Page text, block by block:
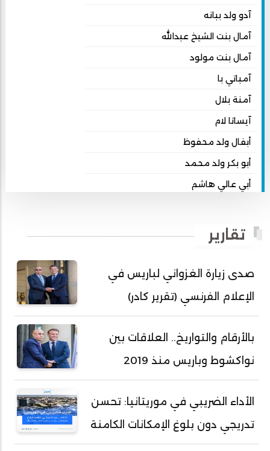
آدو ولد ببانه
آمال بنت الشيخ عبدالله
آمال بنت مولود
آمباتي با
آمنة بلال
آيساتا لام
أبفال ولد محفوظ
أبو بكر ولد محمد
أبي عالي هاشم
أحمد بداه
أحمد دداهي مختار
أحمد زيدان ولد محمد محمود
أحمد سالم بكار
أحمد سالم ولد بده
أحمد سالم ولد بكار
أحمد سيد أحمد أج
أحمد طالب ولد محمد
تقارير
صدى زيارة الغزواني لباريس في
الإعلام الفرنسي (تقرير كادر)
بالأرقام والتواريخ.. العلاقات بين
نواكشوط وباريس منذ 2019
الأداء الضريبي في موريتانيا: تحسن
تدريجي دون بلوغ الإمكانات الكامنة